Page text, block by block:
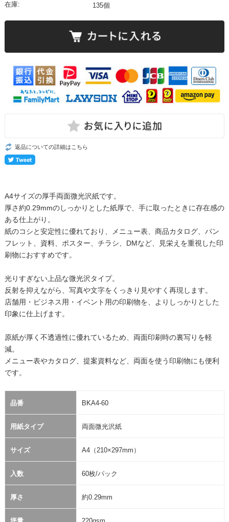
在庫: 135個
返品についての詳細はこちら
A4サイズの厚手両面微光沢紙です。
厚さ約0.29mmのしっかりとした紙厚で、手に取ったときに存在感の
ある仕上がり。
紙のコシと安定性に優れており、メニュー表、商品カタログ、パン
フレット、資料、ポスター、チラシ、DMなど、見栄えを重視した印
刷物におすすめです。
光りすぎない上品な微光沢タイプ。
反射を抑えながら、写真や文字をくっきり見やすく再現します。
店舗用・ビジネス用・イベント用の印刷物を、よりしっかりとした
印象に仕上げます。
原紙が厚く不透過性に優れているため、両面印刷時の裏写りを軽
減。
メニュー表やカタログ、提案資料など、両面を使う印刷物にも便利
です。
品番 BKA4-60
用紙タイプ 両面微光沢紙
サイズ A4（210×297mm）
入数 60枚/パック
厚さ 約0.29mm